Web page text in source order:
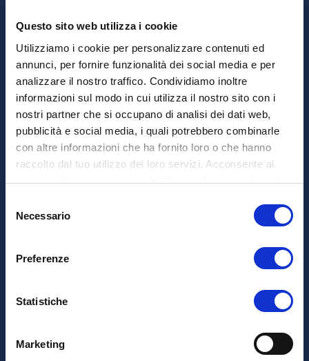
Questo sito web utilizza i cookie
Utilizziamo i cookie per personalizzare contenuti ed
annunci, per fornire funzionalità dei social media e per
analizzare il nostro traffico. Condividiamo inoltre
informazioni sul modo in cui utilizza il nostro sito con i
nostri partner che si occupano di analisi dei dati web,
pubblicità e social media, i quali potrebbero combinarle
con altre informazioni che ha fornito loro o che hanno
raccolto dal tuo utilizzo dei loro servizi. Acconsente ai
nostri cookie se continua ad utilizzare il nostro sito web.
delNecessario
Preferenze
Statistiche
Marketing